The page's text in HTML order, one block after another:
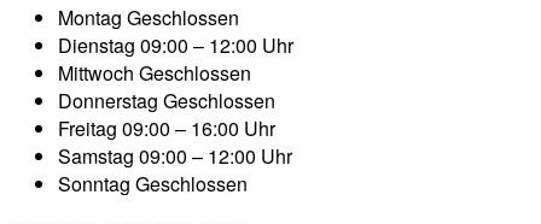
Montag Geschlossen
Dienstag 09:00 – 12:00 Uhr
Mittwoch Geschlossen
Donnerstag Geschlossen
Freitag 09:00 – 16:00 Uhr
Samstag 09:00 – 12:00 Uhr
Sonntag Geschlossen